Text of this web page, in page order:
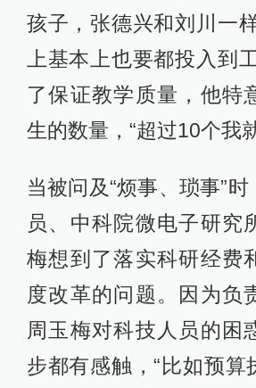
孩子，张德兴和刘川一
上基本上也要都投入到
了保证教学质量，他特
生的数量，“超过10个我
当被问及“烦事、琐事”
员、中科院微电子研究
梅想到了落实科研经费
度改革的问题。因为负
周玉梅对科技人员的困
步都有感触，“比如预算